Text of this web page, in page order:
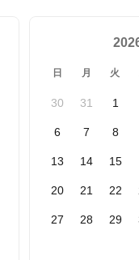
日 月 火
30 31 1
6 7 8
13 14 15
20 21 22
27 28 29